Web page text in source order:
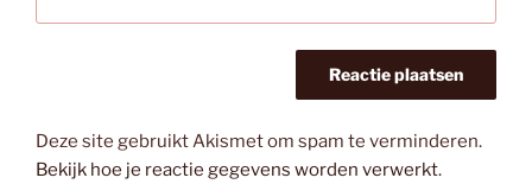
Deze site gebruikt Akismet om spam te verminderen.
Bekijk hoe je reactie gegevens worden verwerkt.